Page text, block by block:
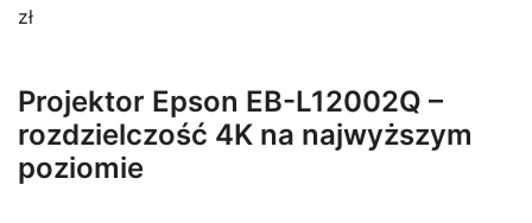
zł
Projektor Epson EB-L12002Q –
rozdzielczość 4K na najwyższym
poziomie